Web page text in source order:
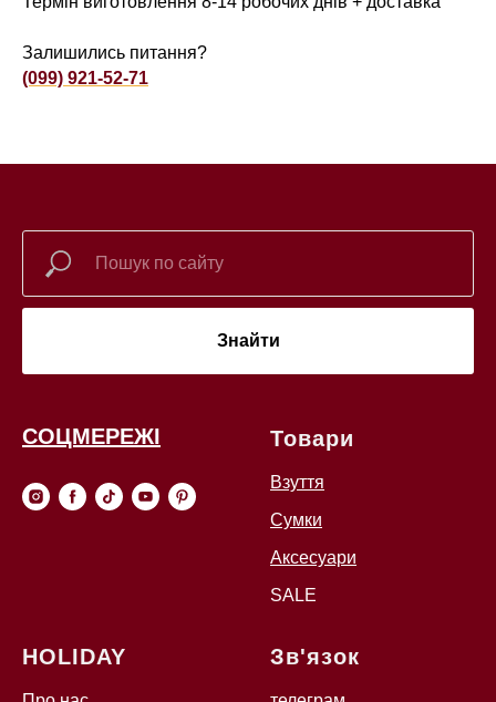
Залишились питання?
(099) 921-52-71
Знайти
СОЦМЕРЕЖІ Товари
Взуття
Сумки
Аксесуари
SALE
HOLIDAY Зв'язок